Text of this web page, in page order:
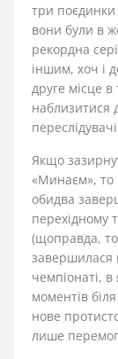
три поєдинки
вони були в
рекордна
іншим, хоч і
друге місце в
наблизитися
Якщо
«Минаєм», то
обидва
перехідному
(щоправда,
завершилася
чемпіонаті,
моментів
нове
лише